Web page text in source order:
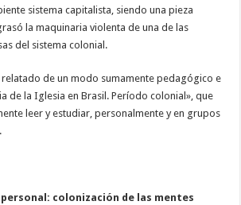
sistema capitalista, siendo una pieza
la maquinaria violenta de una de las
del sistema colonial.
relatado de un modo sumamente pedagógico e
de la Iglesia en Brasil. Período colonial», que
leer y estudiar, personalmente y en grupos
personal: colonización de las mentes